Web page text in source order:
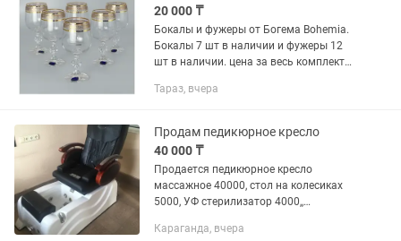
20 000 ₸
Бокалы и фужеры от Богема Bohemia.
Бокалы 7 шт в наличии и фужеры 12
шт в наличии. цена за весь комплект
Тараз, вчера
Продам педикюрное кресло
40 000 ₸
Продается педикюрное кресло
массажное 40000, стол на колесиках
5000, УФ стерилизатор 4000,,
мастера 7000. Торг уместен.
Караганда, вчера